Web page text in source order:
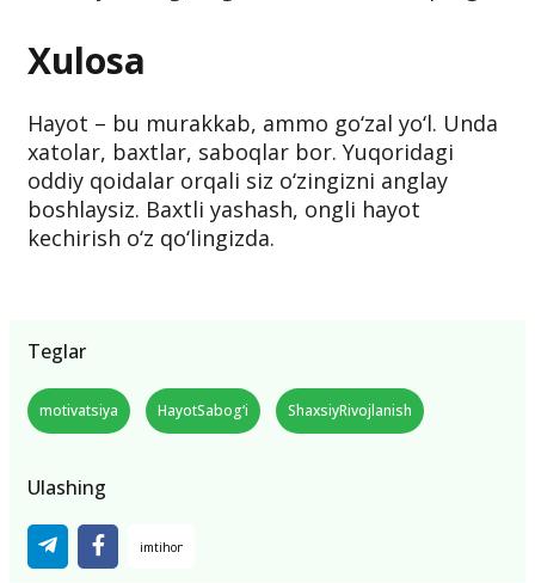
Xulosa
Hayot – bu murakkab, ammo go‘zal yo‘l. Unda
xatolar, baxtlar, saboqlar bor. Yuqoridagi
oddiy qoidalar orqali siz o‘zingizni anglay
boshlaysiz. Baxtli yashash, ongli hayot
kechirish o‘z qo‘lingizda.
Teglar
motivatsiya HayotSabog‘i ShaxsiyRivojlanish
Ulashing